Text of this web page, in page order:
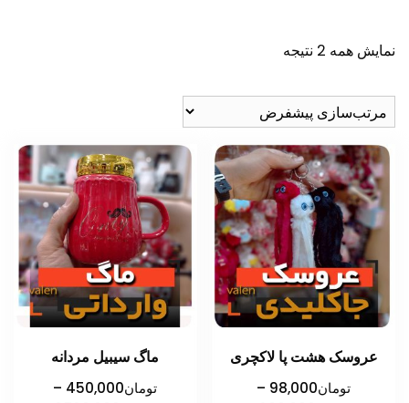
نمایش همه 2 نتیجه
عروسک هشت پا لاکچری
تومان98,000
–
ماگ سیبیل مردانه
تومان450,000
–